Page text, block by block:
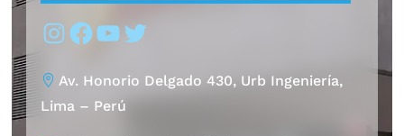
Instagram
Facebook
YouTube
Twitter
Av. Honorio Delgado 430, Urb Ingeniería,
Lima – Perú